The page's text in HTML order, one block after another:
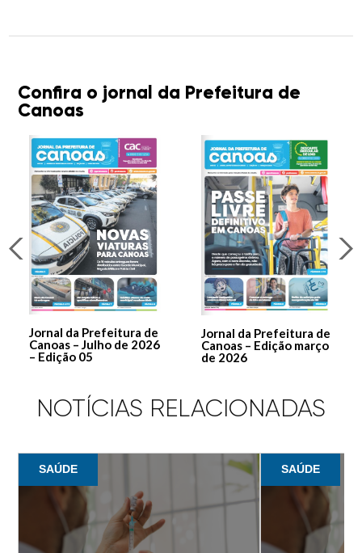
Confira o jornal da Prefeitura de
Canoas
Jornal da Prefeitura de
Canoas – Julho de 2026
– Edição 05
Jornal da Prefeitura de
Canoas – Edição março
de 2026
NOTÍCIAS RELACIONADAS
SAÚDE SAÚDE